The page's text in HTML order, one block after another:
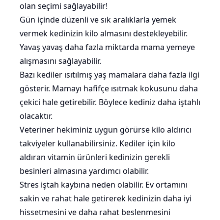
olan seçimi sağlayabilir!
Gün içinde düzenli ve sık aralıklarla yemek
vermek kedinizin kilo almasını destekleyebilir.
Yavaş yavaş daha fazla miktarda mama yemeye
alışmasını sağlayabilir.
Bazı kediler ısıtılmış yaş mamalara daha fazla ilgi
gösterir. Mamayı hafifçe ısıtmak kokusunu daha
çekici hale getirebilir. Böylece kediniz daha iştahlı
olacaktır.
Veteriner hekiminiz uygun görürse kilo aldırıcı
takviyeler kullanabilirsiniz. Kediler için kilo
aldıran vitamin ürünleri kedinizin gerekli
besinleri almasına yardımcı olabilir.
Stres iştah kaybına neden olabilir. Ev ortamını
sakin ve rahat hale getirerek kedinizin daha iyi
hissetmesini ve daha rahat beslenmesini